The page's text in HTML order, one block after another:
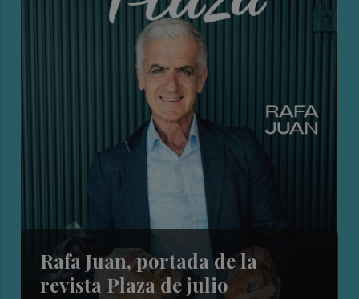
Rafa Juan, portada de la
revista Plaza de julio